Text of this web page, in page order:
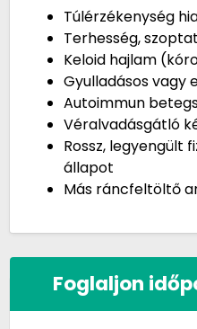
Túlérzékenység
Terhesség,
Keloid hajlam
Gyulladásos vagy
Autoimmun
Véralvadásgátló
Rossz, legyengült
állapot
Más ráncfeltöltő
Foglaljon